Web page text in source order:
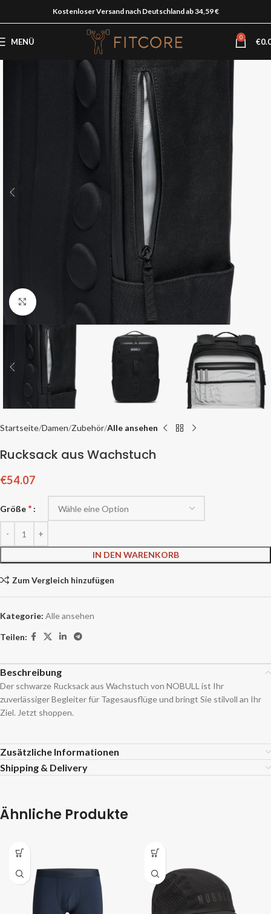
Kostenloser Versand nach Deutschland ab 34,59 €
MENÜ 0 €
Zum Vergrößern klicken
Startseite Damen Zubehör Alle ansehen
Rucksack aus Wachstuch
€54.07
Größe *
IN DEN WARENKORB
Zum Vergleich hinzufügen
Kategorie: Alle ansehen
Teilen:
Beschreibung
Der schwarze Rucksack aus Wachstuch von NOBULL ist Ihr
zuverlässiger Begleiter für Tagesausflüge und bringt Sie stilvoll an Ihr
Ziel. Jetzt shoppen.
Zusätzliche Informationen
Shipping & Delivery
Ähnliche Produkte